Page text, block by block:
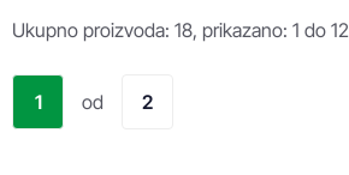
Ukupno proizvoda: 18, prikazano: 1 do 12
1 od 2